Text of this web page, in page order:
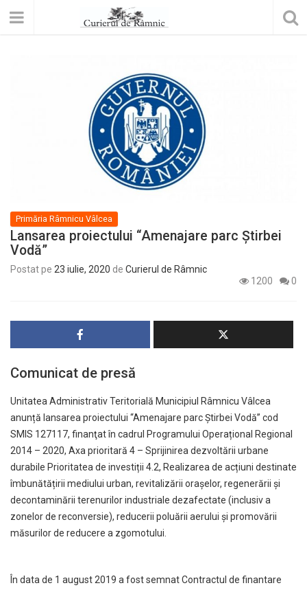
Primăria Râmnicu Vâlcea
Lansarea proiectului “Amenajare parc Știrbei
Vodă”
Postat pe 23 iulie, 2020 de Curierul de Râmnic
1200
0
Comunicat de presă
Unitatea Administrativ Teritorială Municipiul Râmnicu Vâlcea
anunță lansarea proiectului “Amenajare parc Știrbei Vodă” cod
SMIS 127117, finanţat în cadrul Programului Operațional Regional
2014 – 2020, Axa prioritară 4 – Sprijinirea dezvoltării urbane
durabile Prioritatea de investiții 4.2, Realizarea de acțiuni destinate
îmbunătățirii mediului urban, revitalizării orașelor, regenerării și
decontaminării terenurilor industriale dezafectate (inclusiv a
zonelor de reconversie), reducerii poluării aerului și promovării
măsurilor de reducere a zgomotului.
În data de 1 august 2019 a fost semnat Contractul de finantare